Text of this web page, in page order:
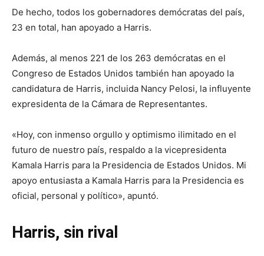
De hecho, todos los gobernadores demócratas del país,
23 en total, han apoyado a Harris.
Además, al menos 221 de los 263 demócratas en el
Congreso de Estados Unidos también han apoyado la
candidatura de Harris, incluida Nancy Pelosi, la influyente
expresidenta de la Cámara de Representantes.
«Hoy, con inmenso orgullo y optimismo ilimitado en el
futuro de nuestro país, respaldo a la vicepresidenta
Kamala Harris para la Presidencia de Estados Unidos. Mi
apoyo entusiasta a Kamala Harris para la Presidencia es
oficial, personal y político», apuntó.
Harris, sin rival